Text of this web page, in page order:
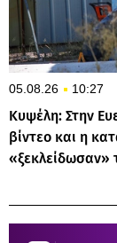
05.08.26 10:27
Κυψέλη: Στην
βίντεο και η
«ξεκλείδωσαν»